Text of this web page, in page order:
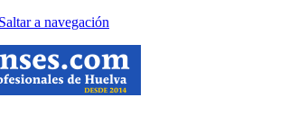
Saltar a navegación